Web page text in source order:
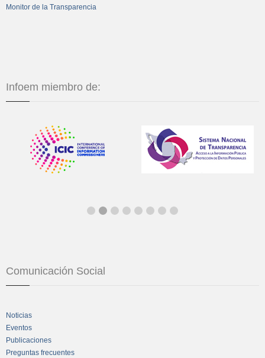
Monitor de la Transparencia
Infoem miembro de:
Comunicación Social
Noticias
Eventos
Publicaciones
Preguntas frecuentes